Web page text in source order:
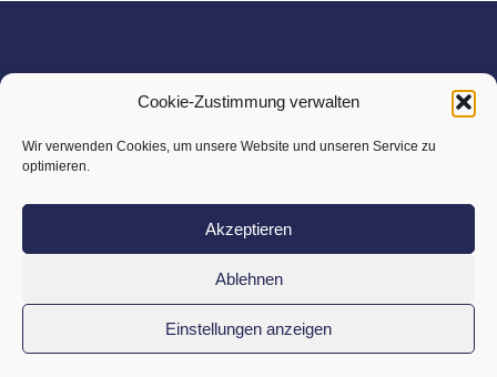
Cookie-Zustimmung verwalten
Wir verwenden Cookies, um unsere Website und unseren Service zu
optimieren.
Akzeptieren
Ablehnen
Einstellungen anzeigen
Marcs kleine Welt ist eine Marke der
Workspire GmbH
KontaktlDatenschutzl